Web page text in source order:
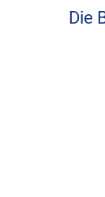
Die